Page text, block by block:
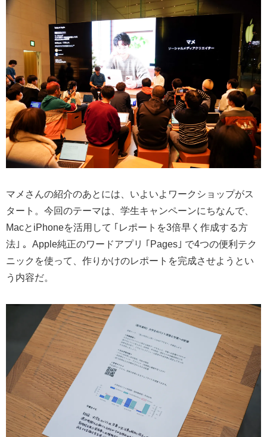
マメさんの紹介のあとには、いよいよワークショップがス
タート。今回のテーマは、学生キャンペーンにちなんで、
MacとiPhoneを活用して ｢レポートを3倍早く作成する方
法｣ 。Apple純正のワードアプリ ｢Pages｣ で4つの便利テク
ニックを使って、作りかけのレポートを完成させようとい
う内容だ。